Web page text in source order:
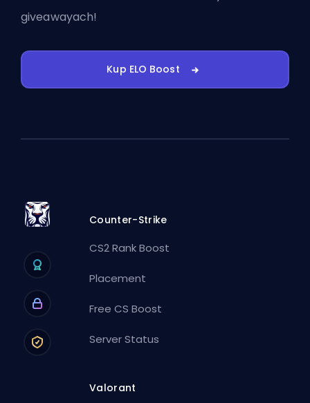
giveawayach!
Kup ELO Boost
Counter-Strike
CS2 Rank Boost
Placement
Free CS Boost
Server Status
Valorant